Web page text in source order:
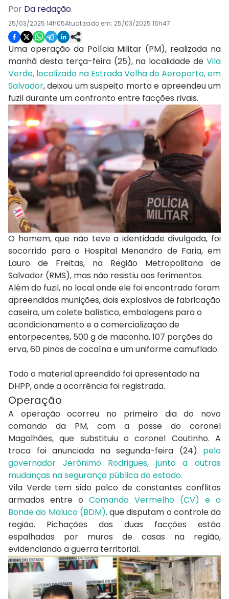
Por Da redação.
25/03/2025 14h05Atualizado em: 25/03/2025 15h47
Uma operação da Polícia Militar (PM), realizada na
manhã desta terça-feira (25), na localidade de Vila
Verde, localizado na Estrada Velha do Aeroporto, em
Salvador, deixou um suspeito morto e apreendeu um
fuzil durante um confronto entre facções rivais.
O homem, que não teve a identidade divulgada, foi
socorrido para o Hospital Menandro de Faria, em
Lauro de Freitas, na Região Metropolitana de
Salvador (RMS), mas não resistiu aos ferimentos.
Além do fuzil, no local onde ele foi encontrado foram
apreendidas munições, dois explosivos de fabricação
caseira, um colete balístico, embalagens para o
acondicionamento e a comercialização de
entorpecentes, 500 g de maconha, 107 porções da
erva, 60 pinos de cocaína e um uniforme camuflado.
Todo o material apreendido foi apresentado na
DHPP, onde a ocorrência foi registrada.
Operação
A operação ocorreu no primeiro dia do novo
comando da PM, com a posse do coronel
Magalhães, que substituiu o coronel Coutinho. A
troca foi anunciada na segunda-feira (24) pelo
governador Jerônimo Rodrigues, junto a outras
mudanças na segurança pública do estado.
Vila Verde tem sido palco de constantes conflitos
armados entre o Comando Vermelho (CV) e o
Bonde do Maluco (BDM),que disputam o controle da
região. Pichações das duas facções estão
espalhadas por muros de casas na região,
evidenciando a guerra territorial.